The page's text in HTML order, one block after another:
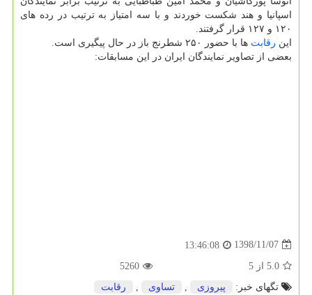
اسپانیا و هند شكست خوردند و با سه امتیاز به ترتیب در رده های
۱۲۰ و ۱۲۷ قرار گرفتند.
این رقابت ها با حضور ۲۵۰ شطرنج باز در حال پیگیری است.
بعضی از تصاویر نمایندگان ایران در این مسابقات:
1398/11/07
13:46:08
5.0 از 5
5260
تگهای خبر:
پیروزی تساوی رقابت